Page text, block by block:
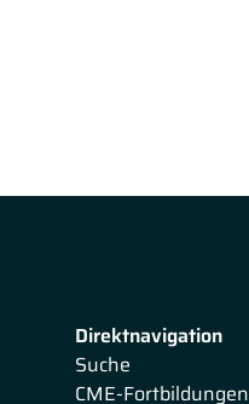
Direktnavigation
Suche
CME-Fortbildungen